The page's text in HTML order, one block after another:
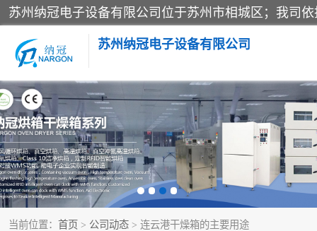
苏州纳冠电子设备有限公司
当前位置： 首页 > 公司动态 > 连云港干燥箱的主要用途
电子防潮箱
智能料架